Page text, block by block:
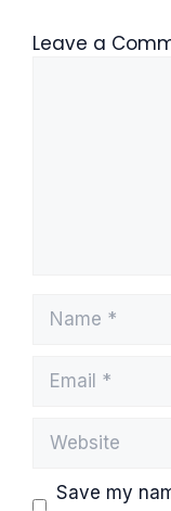
Leave a
Save my